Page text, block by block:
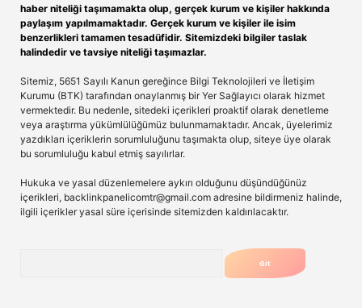
haber niteliği taşımamakta olup, gerçek kurum ve kişiler hakkında
paylaşım yapılmamaktadır. Gerçek kurum ve kişiler ile isim
benzerlikleri tamamen tesadüfidir. Sitemizdeki bilgiler taslak
halindedir ve tavsiye niteliği taşımazlar.
Sitemiz, 5651 Sayılı Kanun gereğince Bilgi Teknolojileri ve İletişim
Kurumu (BTK) tarafından onaylanmış bir Yer Sağlayıcı olarak hizmet
vermektedir. Bu nedenle, sitedeki içerikleri proaktif olarak denetleme
veya araştırma yükümlülüğümüz bulunmamaktadır. Ancak, üyelerimiz
yazdıkları içeriklerin sorumluluğunu taşımakta olup, siteye üye olarak
bu sorumluluğu kabul etmiş sayılırlar.
Hukuka ve yasal düzenlemelere aykırı olduğunu düşündüğünüz
içerikleri, backlinkpanelicomtr@gmail.com adresine bildirmeniz halinde,
ilgili içerikler yasal süre içerisinde sitemizden kaldırılacaktır.